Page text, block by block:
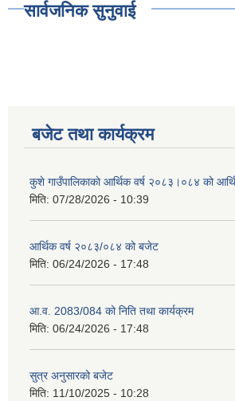
सार्वजनिक सुनुवाई
बजेट तथा कार्यक्रम
कुशे गाउँपालिकाकाे आर्थिक वर्ष २०८३।०८४ को
मिति: 07/28/2026 - 10:39
आर्थिक वर्ष २०८३/०८४ को बजेट
मिति: 06/24/2026 - 17:48
आ.व. 2083/084 को निति तथा कार्यक्रम
मिति: 06/24/2026 - 17:48
सुत्र अनुसारको बजेट
मिति: 11/10/2025 - 10:28